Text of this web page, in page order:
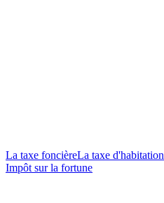
La taxe foncièreLa taxe d'habitation
Impôt sur la fortune